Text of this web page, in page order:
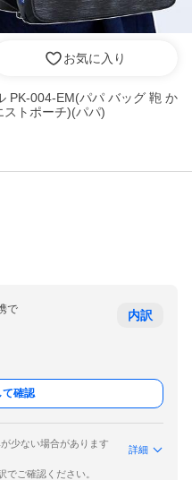
お気に入り
PK-004-EM(パパ バッグ 鞄 か
ストポーチ)(パパ)
で 内訳
て確認
少ない場合があります
詳細
でご確認ください。